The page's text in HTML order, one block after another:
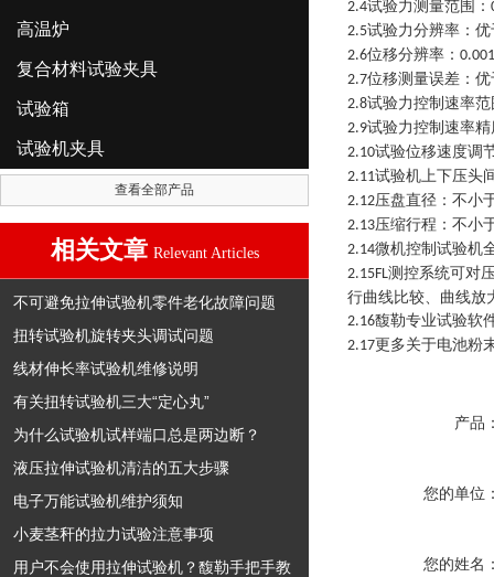
高温炉
复合材料试验夹具
试验箱
试验机夹具
查看全部产品
相关文章 Relevant Articles
不可避免拉伸试验机零件老化故障问题
扭转试验机旋转夹头调试问题
线材伸长率试验机维修说明
有关扭转试验机三大“定心丸”
为什么试验机试样端口总是两边断？
液压拉伸试验机清洁的五大步骤
电子万能试验机维护须知
小麦茎秆的拉力试验注意事项
用户不会使用拉伸试验机？馥勒手把手教
2.4试验力测量范围：
2.5试验力分辨率：优
2.6位移分辨率：
2.7位移测量误差：
2.8试验力控制速率范
2.9试验力控制速率
2.10试验位移速度调
2.11试验机上下压头
2.12压盘直径：不小
2.13压缩行程：不小
2.14微机控制试验机
2.15FL测控系统可对
行曲线比较、曲线放
2.16馥勒专业试验软
2.17更多关于电池粉
产品
您的单位
您的姓名